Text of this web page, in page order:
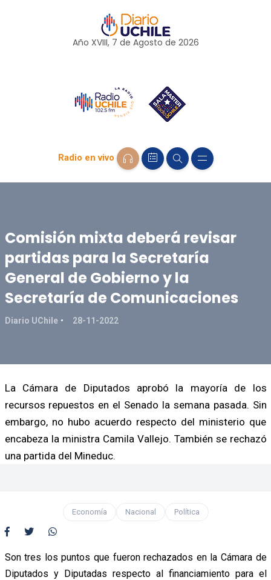
Año XVIII, 7 de Agosto de 2026
Radio en vivo
Comisión mixta deberá revisar
partidas para la Secretaría
General de Gobierno y la
Secretaría de Comunicaciones
Diario UChile 28-11-2022
La Cámara de Diputados aprobó la mayoría de los
recursos repuestos en el Senado la semana pasada. Sin
embargo, no hubo acuerdo respecto del ministerio que
encabeza la ministra Camila Vallejo. También se rechazó
una partida del Mineduc.
Economía Nacional Política
Son tres los puntos que fueron rechazados en la Cámara de
Diputados y Diputadas respecto al financiamiento para el